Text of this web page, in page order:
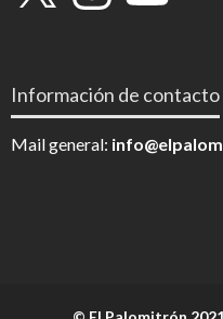
Información de contacto
Mail general: